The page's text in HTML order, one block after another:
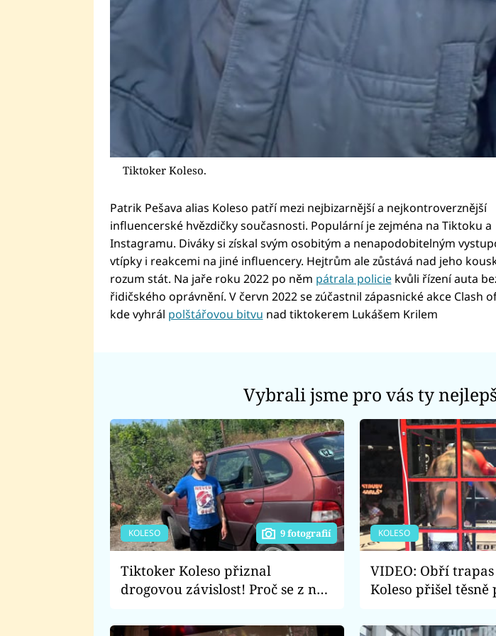
Tiktoker Koleso.
Patrik Pešava alias Koleso patří mezi nejbizarnější a nejkontroverznější
influencerské hvězdičky současnosti. Populární je zejména na Tiktoku a
Instagramu. Diváky si získal svým osobitým a nenapodobitelným
vtípky i reakcemi na jiné influencery. Hejtrům ale zůstává nad jeho
rozum stát. Na jaře roku 2022 po něm pátrala policiekvůli řízení auta
řidičského oprávnění. V červn 2022 se zúčastnil zápasnické akce Clash
kde vyhrál polštářovou bitvu nad tiktokerem Lukášem Krilem
Vybrali jsme pro vás ty
KOLESO 9 fotografií
Tiktoker Koleso přiznal
drogovou závislost! Proč se z něj
KOLESO
VIDEO: Obří trapas
Koleso přišel těsně
utkal?